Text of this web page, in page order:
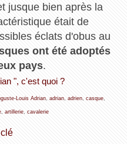
jusque bien après la
était de
éclats d'obus au
ont été adoptés
pays.
", c'est quoi ?
Louis Adrian, adrian, adrien, casque,
, artillerie, cavalerie